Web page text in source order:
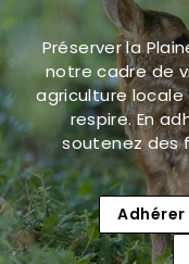
Préserver la
notre cadre de
agriculture locale
respire. En
soutenez des
Adhérer